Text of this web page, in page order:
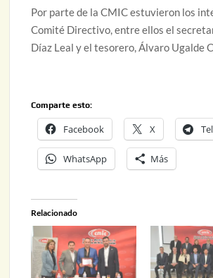
Por parte de la CMIC estuvieron los
Comité Directivo, entre ellos el
Díaz Leal y el tesorero, Álvaro Ugalde
Comparte esto:
Facebook X
WhatsApp Más
Relacionado